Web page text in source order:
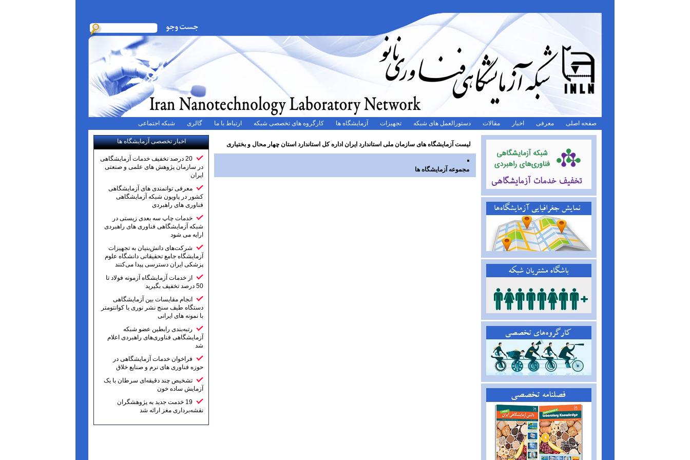
صفحه اصلی معرفی اخبار مقالات دستورالعمل های شبکه تجهیزات آزمایشگاه ها کارگروه های تخصصی شبکه ارتباط با ما گالری شبکه اجتماعی
اخبار تخصصی آزمایشگاه ها
20 درصد تخفیف خدمات آزمایشگاهی
در سازمان پژوهش های علمی و صنعتی
ایران
معرفی توانمندی های آزمایشگاهی
کشور در پاویون شبکه آزمایشگاهی
فناوری های راهبردی
خدمات چاپ سه بعدی زیستی در
شبکه آزمایشگاهی فناوری های راهبردی
ارایه می شود
شرکت‌های دانش‌بنیان به تجهیزات
آزمایشگاه جامع تحقیقاتی دانشگاه علوم
پزشکی ایران دسترسی پیدا می‌کنند
از خدمات آزمایشگاه آزمونه فولاد تا
50 درصد تخفیف بگیرید
انجام مقایسات بین آزمایشگاهی
دستگاه طیف سنج نشر نوری یا کوانتومتر
با نمونه های ایرانی
رتبه‌بندی رابطین عضو شبکه
آزمایشگاهی فناوری‌های راهبردی اعلام
شد
فراخوان خدمات آزمایشگاهی در
حوزه فناوری های نرم و صنایع خلاق
تشخیص چند دقیقه‌ای سرطان با یک
آزمایش ساده خون
19 خدمت جدید به پژوهشگران
نقشه‌برداری مغز ارائه شد
لیست آزمایشگاه های سازمان ملی استاندارد ایران اداره کل استاندارد استان چهار محال و بختیاری
مجموعه آزمایشگاه ها